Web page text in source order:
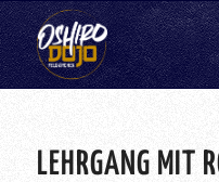
LEHRGANG MIT